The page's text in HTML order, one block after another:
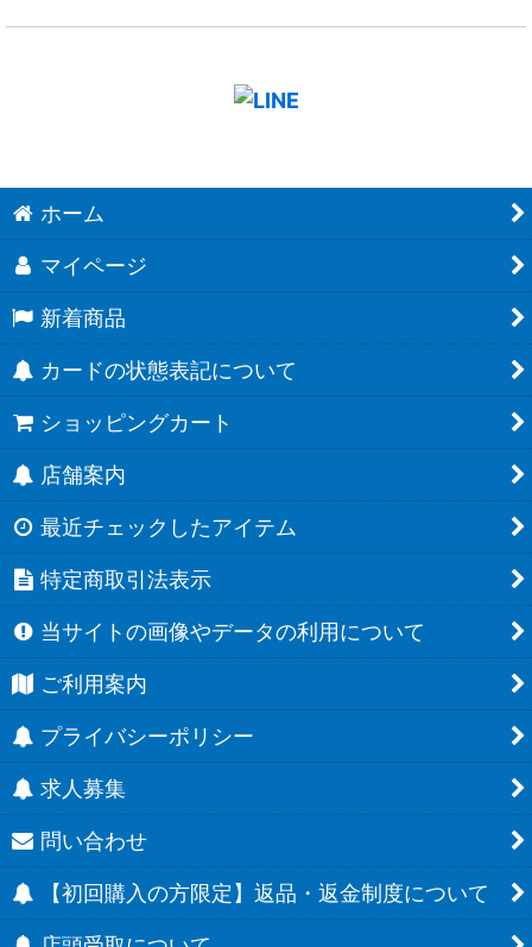
ホーム
マイページ
新着商品
カードの状態表記について
ショッピングカート
店舗案内
最近チェックしたアイテム
特定商取引法表示
当サイトの画像やデータの利用について
ご利用案内
プライバシーポリシー
求人募集
問い合わせ
【初回購入の方限定】返品・返金制度について